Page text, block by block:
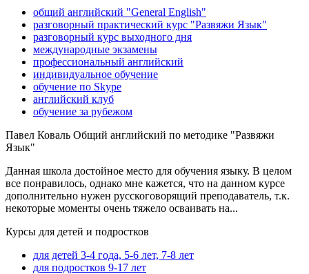
общий английский "General English"
разговорный практический курс "Развяжи Язык"
разговорный курс выходного дня
международные экзамены
профессиональный английский
индивидуальное обучение
обучение по Skype
английский клуб
обучение за рубежом
Павел Коваль Общий английский по методике "Развяжи
Язык"
Данная школа достойное место для обучения языку. В целом
все понравилось, однако мне кажется, что на данном курсе
дополнительно нужен русскоговорящий преподаватель, т.к.
некоторые моменты очень тяжело осваивать на...
Курсы для детей и подростков
для детей 3-4 года, 5-6 лет, 7-8 лет
для подростков 9-17 лет